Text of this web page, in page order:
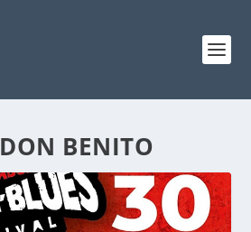
DON BENITO